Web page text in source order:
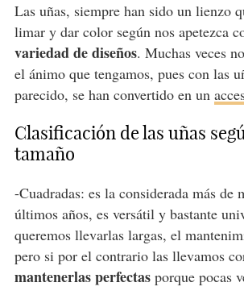
Las uñas, siempre han sido un lienzo
limar y dar color según nos apetezca
variedad de diseños. Muchas veces
el ánimo que tengamos, pues con las
parecido, se han convertido en un
Clasificación de las uñas
tamaño
-Cuadradas: es la considerada más de
últimos años, es versátil y bastante
queremos llevarlas largas, el
pero si por el contrario las llevamos
mantenerlas perfectasporque pocas